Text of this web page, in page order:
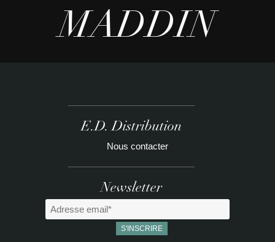
MADDIN
E.D. Distribution
Nous contacter
Newsletter